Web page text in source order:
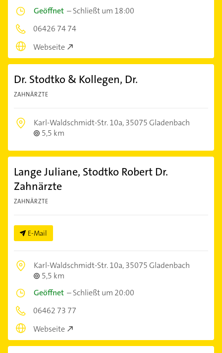
Geöffnet –Schließt um 18:00
06426 74 74
Webseite
Dr. Stodtko & Kollegen, Dr.
ZAHNÄRZTE
Karl-Waldschmidt-Str. 10a,35075 Gladenbach
5,5 km
Lange Juliane, Stodtko Robert Dr.
Zahnärzte
ZAHNÄRZTE
E-Mail
Karl-Waldschmidt-Str. 10a,35075 Gladenbach
5,5 km
Geöffnet –Schließt um 20:00
06462 73 77
Webseite